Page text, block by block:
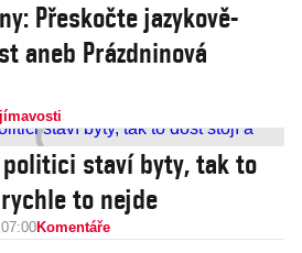
Přeskočte jazykově-
aneb Prázdninová
politici staví byty, tak to
to nejde
07:00Komentáře